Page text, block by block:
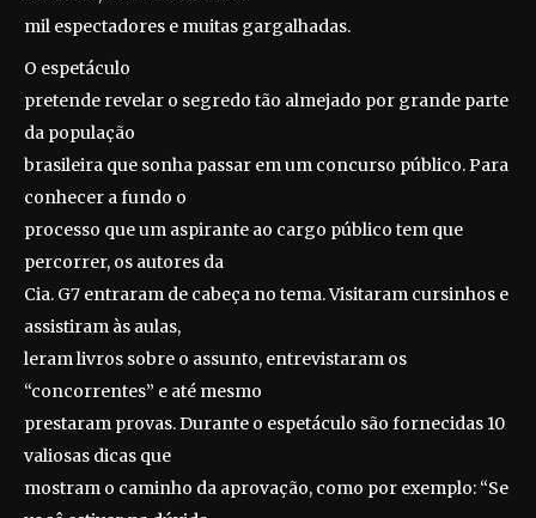
mil espectadores e muitas gargalhadas.
O espetáculo
pretende revelar o segredo tão almejado por grande parte
da população
brasileira que sonha passar em um concurso público. Para
conhecer a fundo o
processo que um aspirante ao cargo público tem que
percorrer, os autores da
Cia. G7 entraram de cabeça no tema. Visitaram cursinhos e
assistiram às aulas,
leram livros sobre o assunto, entrevistaram os
“concorrentes” e até mesmo
prestaram provas. Durante o espetáculo são fornecidas 10
valiosas dicas que
mostram o caminho da aprovação, como por exemplo: “Se